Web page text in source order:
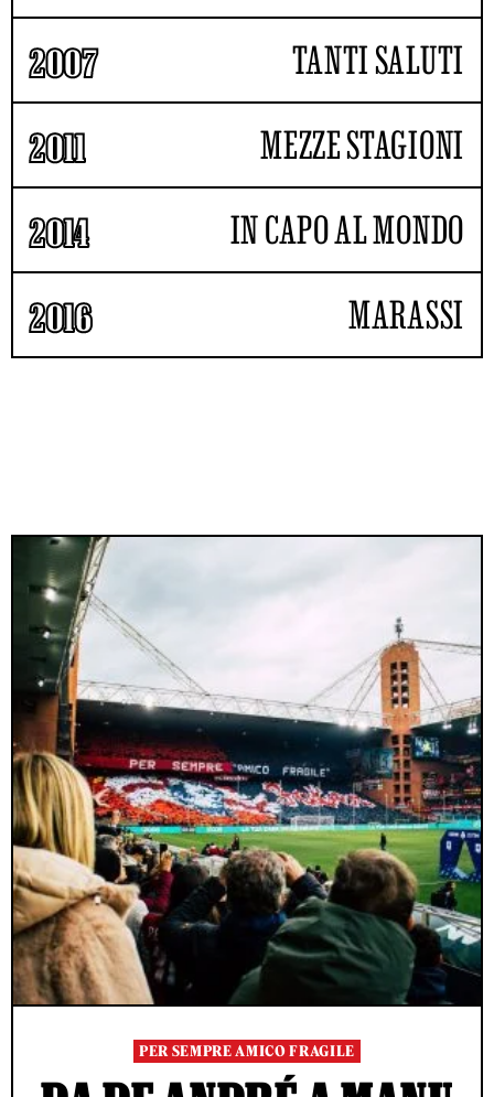
2007 TANTI SALUTI
2011 MEZZE STAGIONI
2014 IN CAPO AL MONDO
2016 MARASSI
PER SEMPRE AMICO FRAGILE